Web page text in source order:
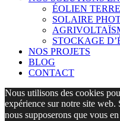
ÉOLIEN
SOLAIRE
STOCKAGE
NOS PROJETS
BLOG
CONTACT
Nous utilisons des cookies
expérience sur notre site web.
nous supposerons que vous